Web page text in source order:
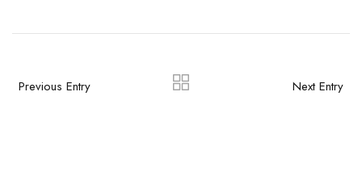
Previous Entry Next Entry